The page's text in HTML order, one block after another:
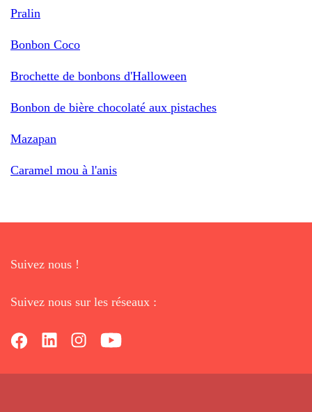
Pralin
Bonbon Coco
Brochette de bonbons d'Halloween
Bonbon de bière chocolaté aux pistaches
Mazapan
Caramel mou à l'anis
Suivez nous !
Suivez nous sur les réseaux :